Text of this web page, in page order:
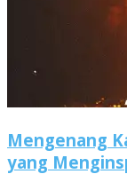
Mengenang
yang